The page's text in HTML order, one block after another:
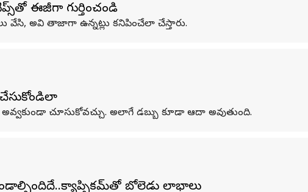
ఈజీగా గుర్తించండి
వేసి, అవి తాజాగా ఉన్నట్లు కనిపించేలా చేస్తారు.
చూసుకోవచ్చు. అలాగే డబ్బు కూడా ఆదా అవుతుంది.
బోలెడు లాభాలు